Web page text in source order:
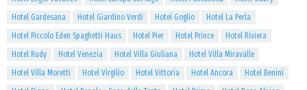
Hotel Gardesana
Hotel Giardino Verdi Hotel Goglio
Hotel La Perla
Hotel Piccolo Eden Spaghetti Haus
Hotel Pier Hotel Prince
Hotel Riviera
Hotel Rudy
Hotel Venezia Hotel Villa Giuliana
Hotel Villa Miravalle
Hotel Villa Moretti
Hotel Virgilio Hotel Vittoria Hotel Ancora
Hotel Benini